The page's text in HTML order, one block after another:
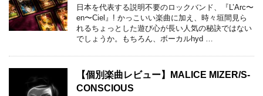
日本を代表する説明不要のロックバンド、『L’Arc〜
en〜Ciel』! かっこいい楽曲に加え、時々垣間見ら
れるちょっとした遊び心が長い人気の秘訣ではない
でしょうか。もちろん、ボーカルhyd …
【個別楽曲レビュー】MALICE MIZER/S-
CONSCIOUS